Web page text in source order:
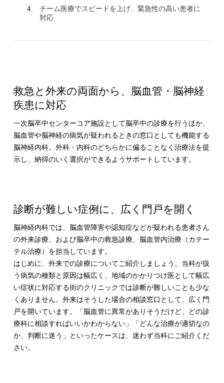
チーム医療でスピードを上げ、緊急性の高い患者に
対応
救急と外来の両面から、脳血管・脳神経
疾患に対応
一次脳卒中センターコア施設として脳卒中の診療を行うほか、
脳血管や脳神経の病気が疑われるときの窓口としても機能する
脳神経内科。外科・内科のどちらかに偏ることなく治療法を提
示し、納得のいく選択ができるようサポートしています。
診断が難しい症例に、広く門戸を開く
脳神経内科では、脳血管障害や認知症などが疑われる患者さん
の外来診療、および脳卒中の救急診療、脳血管内治療（カテー
テル治療）を担当しています。
はじめに、外来での診療についてご紹介しましょう。当科が扱
う病気の種類と原因は幅広く、地域のかかりつけ医として幅広
い症状に対応する街のクリニックでは診断が難しいことも少な
くありません。外来はそうした場合の相談窓口として、広く門
戸を開いています。「脳血管に異常がありそうだけど、どの診
療科に相談すればいいかわからない」「どんな治療が適切なの
か、判断に迷う」といったケースは、迷わず当科にご紹介くだ
さい。